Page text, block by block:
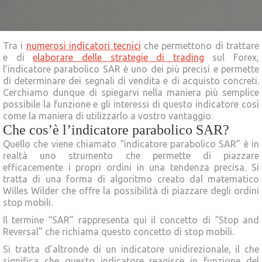
Tra i numerosi indicatori tecnici che permettono di trattare
e dielaborare delle strategie di trading sul Forex,
l’indicatore parabolico SAR è uno dei più precisi e permette
di determinare dei segnali di vendita e di acquisto concreti.
Cerchiamo dunque di spiegarvi nella maniera più semplice
possibile la funzione e gli interessi di questo indicatore così
come la maniera di utilizzarlo a vostro vantaggio.
Che cos’è l’indicatore parabolico SAR?
Quello che viene chiamato “indicatore parabolico SAR” è in
realtà uno strumento che permette di piazzare
efficacemente i propri ordini in una tendenza precisa. Si
tratta di una forma di algoritmo creato dal matematico
Willes Wilder che offre la possibilità di piazzare degli ordini
stop mobili.
Il termine “SAR” rappresenta qui il concetto di “Stop and
Reversal” che richiama questo concetto di stop mobili.
Si tratta d’altronde di un indicatore unidirezionale, il che